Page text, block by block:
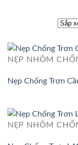
NẸP NHÔM
Nẹp Chống Trơn
NẸP NHÔM